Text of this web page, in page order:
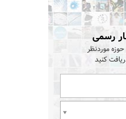
رسمی
حوزه موردنظر
کنید